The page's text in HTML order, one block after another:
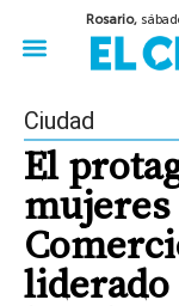
Rosario,
Ciudad
El
mujeres